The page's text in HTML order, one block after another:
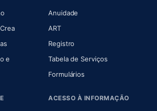
(abre em nova aba)
(abre em nova aba)
e
nova aba)
Anuidade
ART(abre em nova aba)
Registro
Tabela de Serviços
Formulários
ACESSO À INFORMAÇÃO